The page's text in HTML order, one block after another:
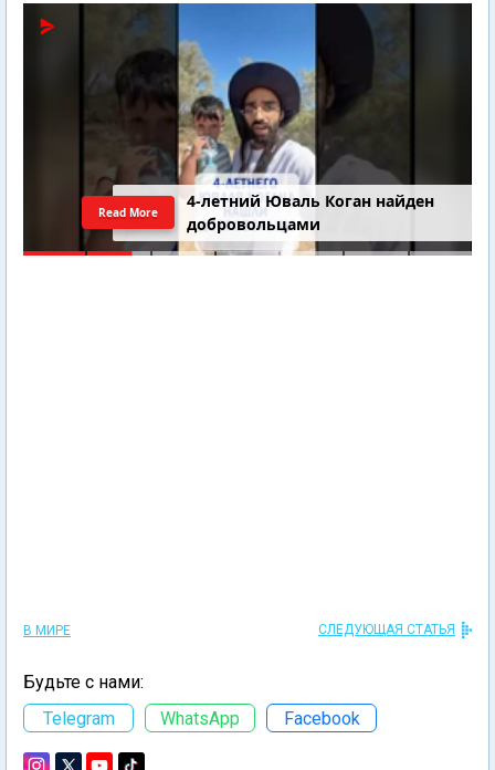
4-летний Юваль Коган найден
добровольцами
Read More
В МИРЕ СЛЕДУЮЩАЯ СТАТЬЯ
Будьте с нами:
Telegram
WhatsApp Facebook